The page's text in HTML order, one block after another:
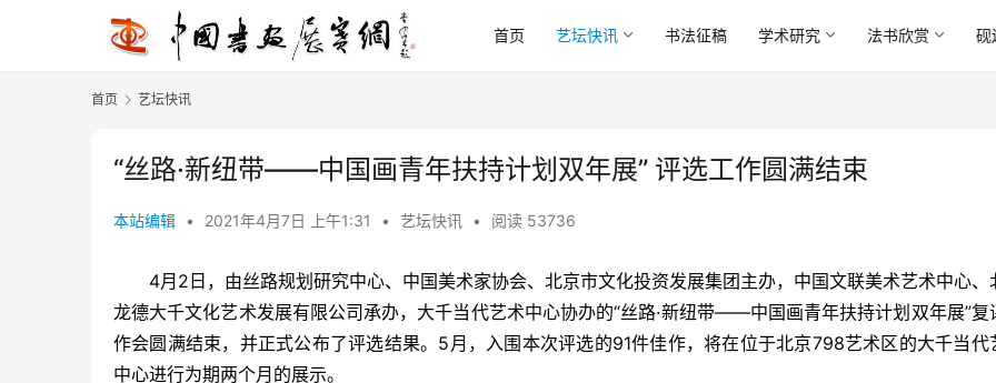
首页 艺坛快讯 书法征稿 学术研究 法书欣赏 砚
首页 艺坛快讯
“丝路·新纽带——中国画青年扶持计划双年展” 评选工作圆满结束
本站编辑 • 2021年4月7日 上午1:31 • 艺坛快讯 • 阅读 53736
4月2日，由丝路规划研究中心、中国美术家协会、北京市文化投资发展集团主办，中国文联美术艺术中心、
龙德大千文化艺术发展有限公司承办，大千当代艺术中心协办的“丝路·新纽带——中国画青年扶持计划双年展”复
作会圆满结束，并正式公布了评选结果。5月，入围本次评选的91件佳作，将在位于北京798艺术区的大千当代
中心进行为期两个月的展示。